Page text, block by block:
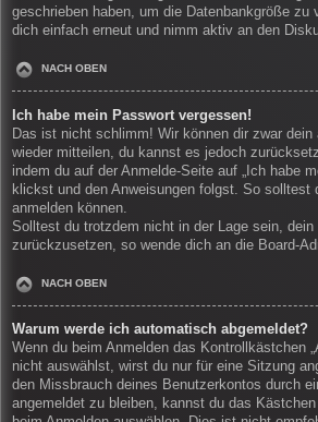
geschrieben haben, um die Datenbankgröße zu
dich einfach erneut und nimm aktiv an den
NACH OBEN
Ich habe mein Passwort vergessen!
Das ist nicht schlimm! Wir können dir zwar
wieder mitteilen, du kannst es jedoch
indem du auf der Anmelde-Seite auf „Ich habe
klickst und den Anweisungen folgst. So solltest
anmelden können.
Solltest du trotzdem nicht in der Lage sein, dein
zurückzusetzen, so wende dich an die Board-
NACH OBEN
Warum werde ich automatisch abgemeldet?
Wenn du beim Anmelden das Kontrollkästchen
nicht auswählst, wirst du nur für eine Sitzung
den Missbrauch deines Benutzerkontos durch
angemeldet zu bleiben, kannst du das Kästchen